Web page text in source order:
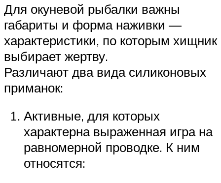
Для окуневой рыбалки важны
габариты и форма наживки —
характеристики, по которым хищник
выбирает жертву.
Различают два вида силиконовых
приманок:
Активные, для которых
характерна выраженная игра на
равномерной проводке. К ним
относятся: